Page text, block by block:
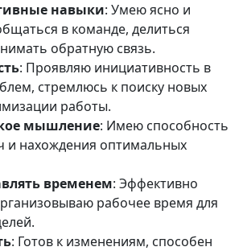
навыки: Умею ясно и
в команде, делиться
обратную связь.
: Проявляю инициативность в
стремлюсь к поиску новых
работы.
мышление: Имею способность
и нахождения оптимальных
временем: Эффективно
рабочее время для
: Готов к изменениям, способен